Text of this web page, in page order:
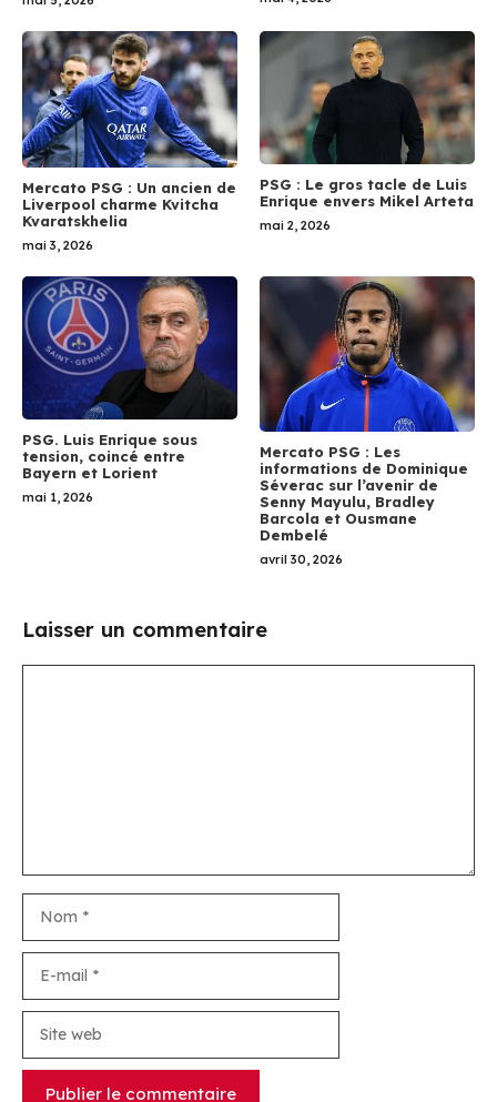
Mercato PSG : Un ancien de
Liverpool charme Kvitcha
Kvaratskhelia
mai 3, 2026
PSG : Le gros tacle de Luis
Enrique envers Mikel Arteta
mai 2, 2026
PSG. Luis Enrique sous
tension, coincé entre
Bayern et Lorient
mai 1, 2026
Mercato PSG : Les
informations de Dominique
Séverac sur l’avenir de
Senny Mayulu, Bradley
Barcola et Ousmane
Dembelé
avril 30, 2026
Laisser un commentaire
mail
web